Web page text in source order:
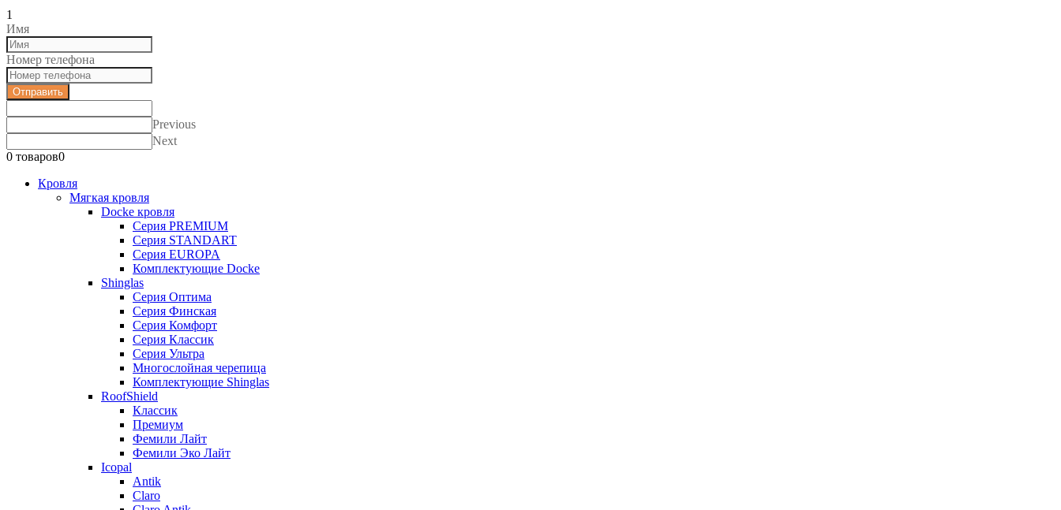
1
Имя
Номер телефона
Отправить
Previous
Next
0 товаров0
Кровля
Мягкая кровля
Docke кровля
Серия PREMIUM
Серия STANDART
Серия EUROPA
Комплектующие Docke
Shinglas
Серия Оптима
Серия Финская
Серия Комфорт
Серия Классик
Серия Ультра
Многослойная черепица
Комплектующие Shinglas
RoofShield
Классик
Премиум
Фемили Лайт
Фемили Эко Лайт
Icopal
Antik
Claro